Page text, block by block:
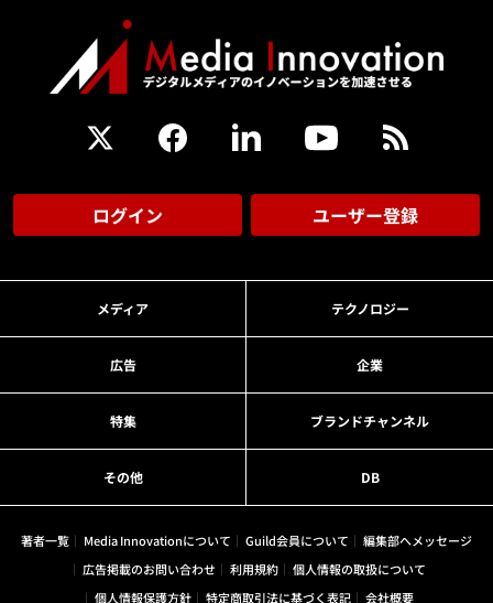
ログイン ユーザー登録
メディア テクノロジー
広告 企業
特集 ブランドチャンネル
その他 DB
著者一覧 Media Innovationについて Guild会員について
編集部へメッセージ
広告掲載のお問い合わせ
利用規約
個人情報の取扱について
個人情報保護方針
特定商取引法に基づく表記 会社概要